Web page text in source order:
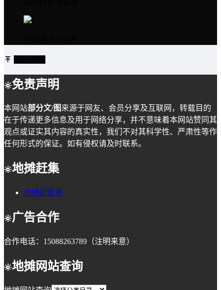
免责声明
本网站部分文/图来源于网友、会员分享及互联网，转载目的
在于传递更多信息及用于网络分享，并不意味着本网站赞同其
观点或证实其内容的真实性，我们不对其科学性、严肃性等作
任何形式的保证。如有侵权请及时联系。
地摊赶集
地摊赶集表
广告合作
合作电话：15088263789（注明来意）
地摊网站查询